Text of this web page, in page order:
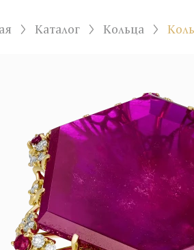
Каталог Кольца